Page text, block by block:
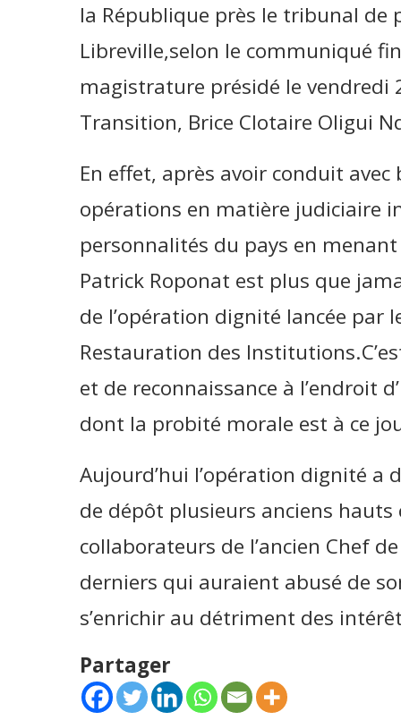
la République près le tribunal de
Libreville,selon le communiqué
magistrature présidé le vendredi
Transition, Brice Clotaire Oligui
En effet, après avoir conduit
opérations en matière judiciaire
personnalités du pays en
Patrick Roponat est plus que
de l’opération dignité lancée par
Restauration des
et de reconnaissance à l’endroit
dont la probité morale est à ce
Aujourd’hui l’opération dignité a
de dépôt plusieurs anciens hauts
collaborateurs de l’ancien Chef
derniers qui auraient abusé de
s’enrichir au détriment des
Partager